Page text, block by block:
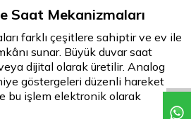
Saat Mekanizmaları
farklı çeşitlere sahiptir ve ev ile
sunar. Büyük duvar saat
dijital olarak üretilir. Analog
göstergeleri düzenli hareket
bu işlem elektronik olarak